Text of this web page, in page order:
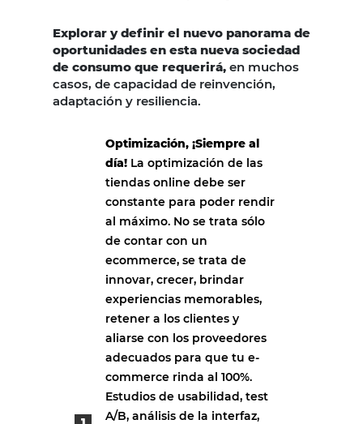
Explorar y definir el nuevo panorama de
oportunidades en esta nueva sociedad
de consumo que requerirá, en muchos
casos, de capacidad de reinvención,
adaptación y resiliencia.
Optimización, ¡Siempre al
día! La optimización de las
tiendas online debe ser
constante para poder rendir
al máximo. No se trata sólo
de contar con un
ecommerce, se trata de
innovar, crecer, brindar
experiencias memorables,
retener a los clientes y
aliarse con los proveedores
adecuados para que tu e-
commerce rinda al 100%.
Estudios de usabilidad, test
A/B, análisis de la interfaz,